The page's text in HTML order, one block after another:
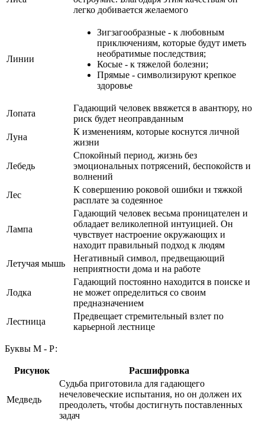
легко добивается желаемого
Линии
Зигзагообразные - к любовным
приключениям, которые будут иметь
необратимые последствия;
Косые - к тяжелой болезни;
Прямые - символизируют крепкое
здоровье
Лопата
Гадающий человек ввяжется в авантюру, но
риск будет неоправданным
Луна
К изменениям, которые коснутся личной
жизни
Лебедь
Спокойный период, жизнь без
эмоциональных потрясений, беспокойств и
волнений
Лес
К совершению роковой ошибки и тяжкой
расплате за содеянное
Лампа
Гадающий человек весьма проницателен и
обладает великолепной интуицией. Он
чувствует настроение окружающих и
находит правильный подход к людям
Летучая мышь
Негативный символ, предвещающий
неприятности дома и на работе
Лодка
Гадающий постоянно находится в поиске и
не может определиться со своим
предназначением
Лестница
Предвещает стремительный взлет по
карьерной лестнице
Буквы М - Р:
Рисунок Расшифровка
Медведь
Судьба приготовила для гадающего
нечеловеческие испытания, но он должен их
преодолеть, чтобы достигнуть поставленных
задач